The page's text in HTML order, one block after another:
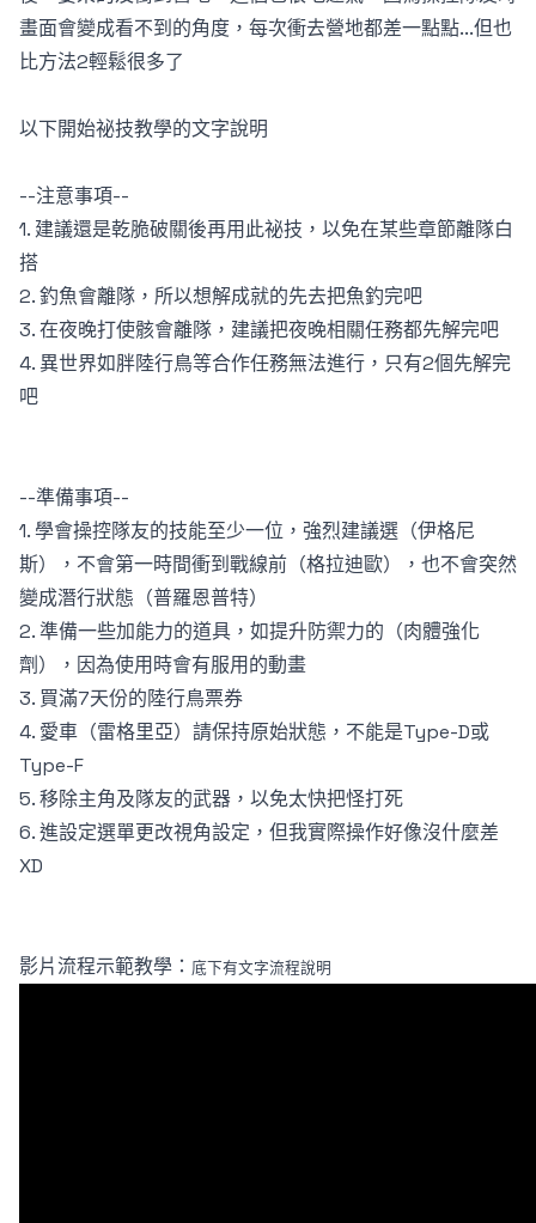
畫面會變成看不到的角度，每次衝去營地都差一點點...但也
比方法2輕鬆很多了
以下開始祕技教學的文字說明
--注意事項--
1. 建議還是乾脆破關後再用此祕技，以免在某些章節離隊白
搭
2. 釣魚會離隊，所以想解成就的先去把魚釣完吧
3. 在夜晚打使骸會離隊，建議把夜晚相關任務都先解完吧
4. 異世界如胖陸行鳥等合作任務無法進行，只有2個先解完
吧
--準備事項--
1. 學會操控隊友的技能至少一位，強烈建議選（伊格尼
斯），不會第一時間衝到戰線前（格拉迪歐），也不會突然
變成潛行狀態（普羅恩普特）
2. 準備一些加能力的道具，如提升防禦力的（肉體強化
劑），因為使用時會有服用的動畫
3. 買滿7天份的陸行鳥票券
4. 愛車（雷格里亞）請保持原始狀態，不能是Type-D或
Type-F
5. 移除主角及隊友的武器，以免太快把怪打死
6. 進設定選單更改視角設定，但我實際操作好像沒什麼差
XD
影片流程示範教學： 底下有文字流程說明